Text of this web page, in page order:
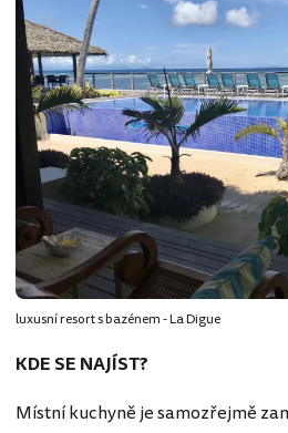
luxusní resort s bazénem - La Digue
KDE SE NAJÍST?
Místní kuchyně je samozřejmě